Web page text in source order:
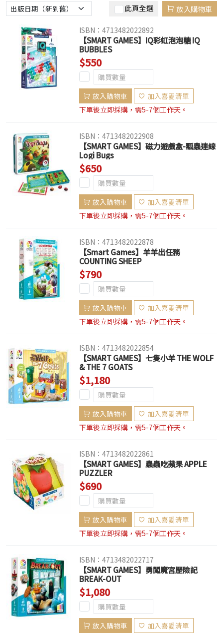
此頁全選 放入購物車
ISBN：4713482022892
【SMART GAMES】IQ彩虹泡泡糖 IQ
BUBBLES
$550
放入購物車
加入喜愛清單
下單後立即採購，需5-7個工作天。
ISBN：4713482022908
【SMART GAMES】磁力遊戲盒-瓢蟲連線
Logi Bugs
$650
放入購物車
加入喜愛清單
下單後立即採購，需5-7個工作天。
ISBN：4713482022878
【Smart Games】羊羊出任務
COUNTING SHEEP
$790
放入購物車
加入喜愛清單
下單後立即採購，需5-7個工作天。
ISBN：4713482022854
【SMART GAMES】七隻小羊 THE WOLF
& THE 7 GOATS
$1,180
放入購物車
加入喜愛清單
下單後立即採購，需5-7個工作天。
ISBN：4713482022861
【SMART GAMES】蟲蟲吃蘋果 APPLE
PUZZLER
$690
放入購物車
加入喜愛清單
下單後立即採購，需5-7個工作天。
ISBN：4713482022717
【SMART GAMES】勇闖魔宮歷險記
BREAK-OUT
$1,080
放入購物車
加入喜愛清單